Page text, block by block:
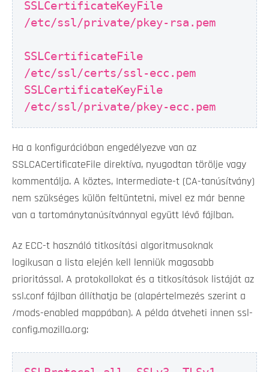
SSLCertificateKeyFile
/etc/ssl/private/pkey-rsa.pem
SSLCertificateFile
/etc/ssl/certs/ssl-ecc.pem
SSLCertificateKeyFile
/etc/ssl/private/pkey-ecc.pem
Ha a konfigurációban engedélyezve van az
SSLCACertificateFile direktíva, nyugodtan törölje vagy
kommentálja. A köztes, Intermediate-t (CA-tanúsítvány)
nem szükséges külön feltüntetni, mivel ez már benne
van a tartománytanúsítvánnyal együtt lévő fájlban.
Az ECC-t használó titkosítási algoritmusoknak
logikusan a lista elején kell lenniük magasabb
prioritással. A protokollokat és a titkosítások listáját az
ssl.conf fájlban állíthatja be (alapértelmezés szerint a
/mods-enabled mappában). A példa átveheti innen ssl-
config.mozilla.org: